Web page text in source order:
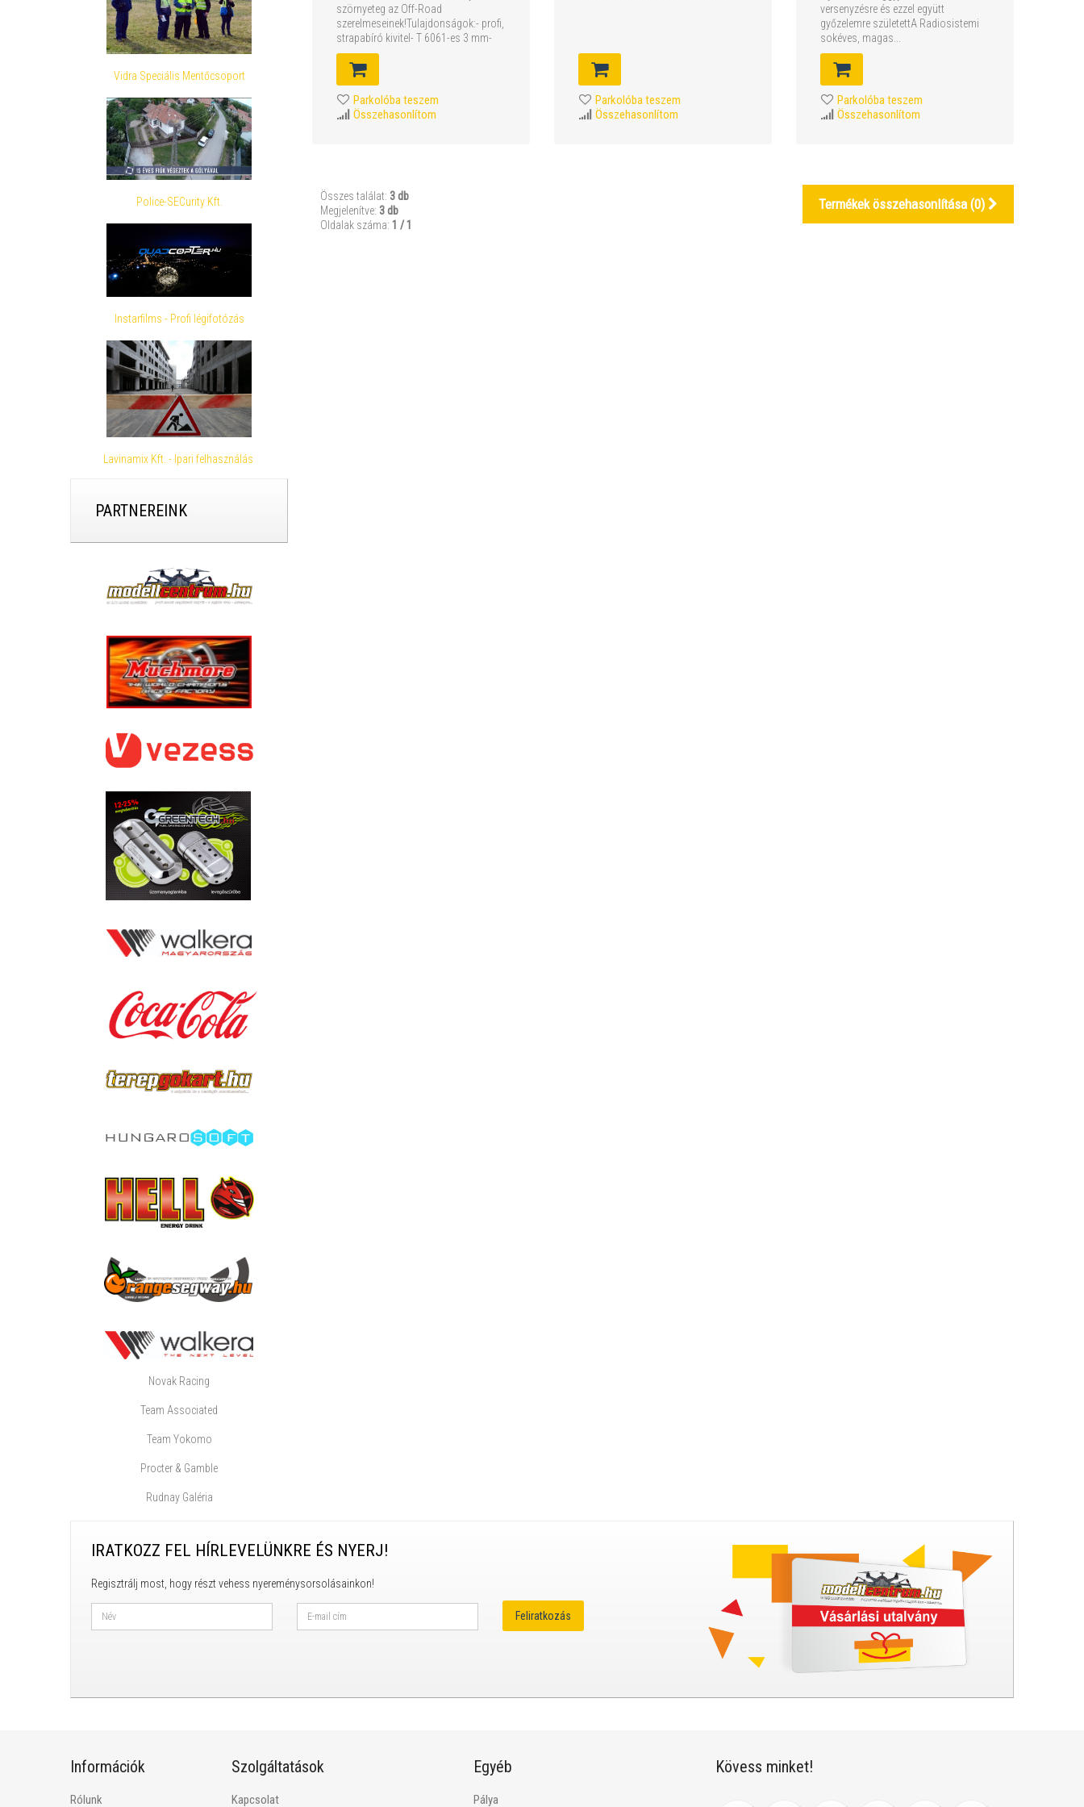
szörnyeteg az Off-Road
szerelmeseinek!Tulajdonságok:- profi,
strapabíró kivitel- T 6061-es 3 mm-
es...
Parkolóba teszem
Összehasonlítom
Parkolóba teszem
Összehasonlítom
versenyzésre és ezzel együtt
győzelemre születettA Radiosistemi
sokéves, magas...
Parkolóba teszem
Összehasonlítom
Összes találat: 3 db
Megjelenítve: 3 db
Oldalak száma: 1 / 1
Termékek összehasonlítása (0)
Vidra Speciális Mentőcsoport
Police-SECurity Kft.
Instarfilms - Profi légifotózás
Lavinamix Kft. - Ipari felhasználás
PARTNEREINK
Novak Racing
Team Associated
Team Yokomo
Procter & Gamble
Rudnay Galéria
IRATKOZZ FEL HÍRLEVELÜNKRE ÉS NYERJ!
Regisztrálj most, hogy részt vehess nyereménysorsolásainkon!
Információk
Rólunk
Szolgáltatások
Kapcsolat
Egyéb
Pálya
Kövess minket!